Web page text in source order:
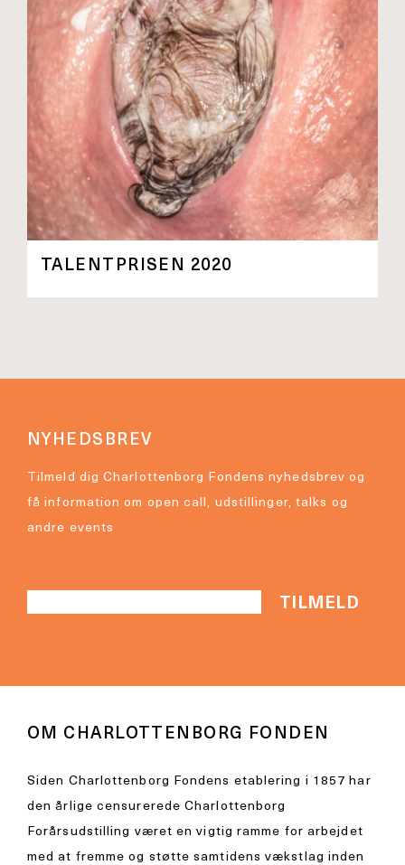
TALENTPRISEN 2020
NYHEDSBREV
Tilmeld dig Charlottenborg Fondens nyhedsbrev og
få information om open call, udstillinger, talks og
andre events
OM CHARLOTTENBORG FONDEN
Siden Charlottenborg Fondens etablering i 1857 har
den årlige censurerede Charlottenborg
Forårsudstilling været en vigtig ramme for arbejdet
med at fremme og støtte samtidens vækstlag inden